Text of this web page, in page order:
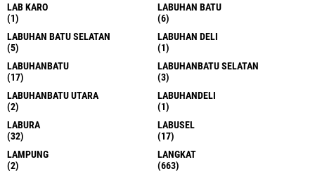
LAB KARO
(1)
LABUHAN BATU
(6)
LABUHAN BATU SELATAN
(5)
LABUHAN DELI
(1)
LABUHANBATU
(17)
LABUHANBATU SELATAN
(3)
LABUHANBATU UTARA
(2)
LABUHANDELI
(1)
LABURA
(32)
LABUSEL
(17)
LAMPUNG
(2)
LANGKAT
(663)